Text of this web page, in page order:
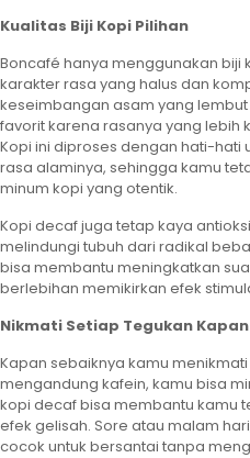
Kualitas Biji Kopi Pilihan
Boncafé hanya menggunakan
karakter rasa yang halus dan
keseimbangan asam yang
favorit karena rasanya yang lebih
Kopi ini diproses dengan hati-hati
rasa alaminya, sehingga kamu
minum kopi yang otentik.
Kopi decaf juga tetap kaya
melindungi tubuh dari radikal
bisa membantu meningkatkan
berlebihan memikirkan efek
Nikmati Setiap Tegukan
Kapan sebaiknya kamu
mengandung kafein, kamu bisa
kopi decaf bisa membantu kamu
efek gelisah. Sore atau malam
cocok untuk bersantai tanpa